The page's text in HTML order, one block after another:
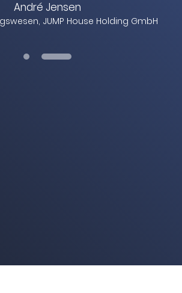
André Jensen
JUMP House Holding GmbH